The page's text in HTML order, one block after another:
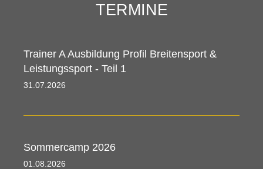
TERMINE
Trainer A Ausbildung Profil Breitensport &
Leistungssport - Teil 1
31.07.2026 00:00 - 05.08.2026 00:00
Sommercamp 2026
01.08.2026 00:00 - 09.08.2026 00:00